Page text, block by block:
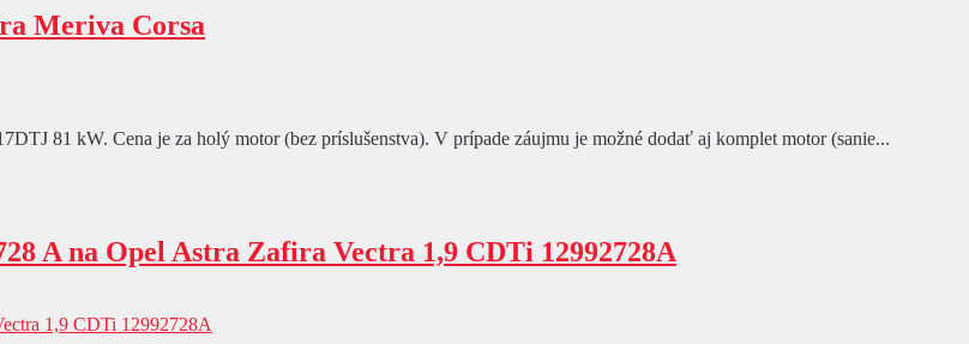
Meriva Corsa
81 kW. Cena je za holý motor (bez príslušenstva). V prípade záujmu je možné dodať aj komplet motor (sanie...
A na Opel Astra Zafira Vectra 1,9 CDTi 12992728A